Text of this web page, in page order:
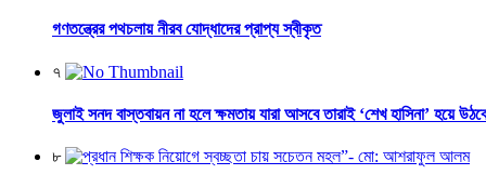
গণতন্ত্রের পথচলায় নীরব যোদ্ধাদের প্রাপ্য স্বীকৃত
৭
জুলাই সনদ বাস্তবায়ন না হলে ক্ষমতায় যারা আসবে তারাই ‘শেখ হাসিনা’ হয়ে
৮